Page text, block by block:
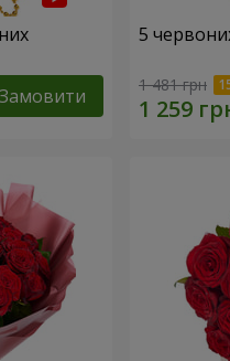
Замовити
5
1 481 грн